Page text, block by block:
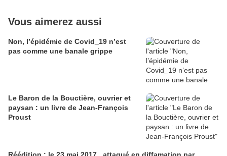
Vous aimerez aussi
Non, l’épidémie de Covid_19 n’est
pas comme une banale grippe
Le Baron de la Bouctière, ouvrier et
paysan : un livre de Jean-François
Proust